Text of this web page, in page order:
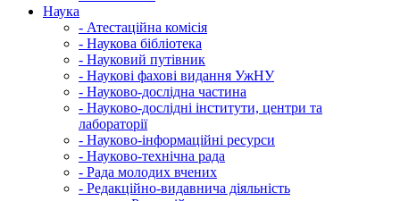
Наука
- Атестаційна комісія
- Наукова бібліотека
- Науковий путівник
- Наукові фахові видання УжНУ
- Науково-дослідна частина
- Науково-дослідні інститути, центри та
лабораторії
- Науково-інформаційні ресурси
- Науково-технічна рада
- Рада молодих вчених
- Редакційно-видавнича діяльність